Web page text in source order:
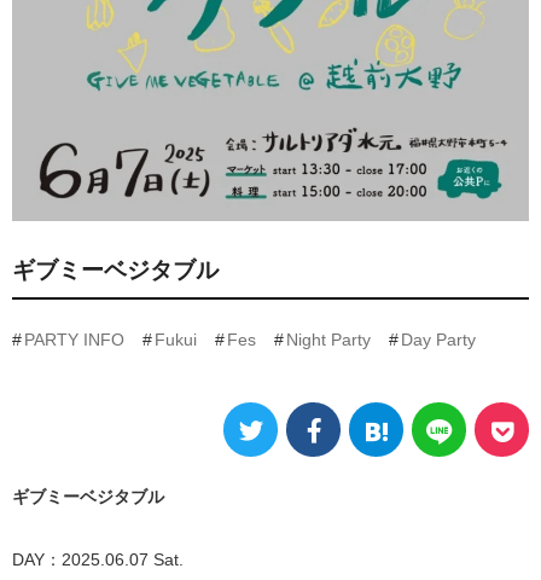
ギブミーベジタブル
PARTY INFO Fukui Fes Night Party Day Party
ギブミーベジタブル
DAY：2025.06.07 Sat.